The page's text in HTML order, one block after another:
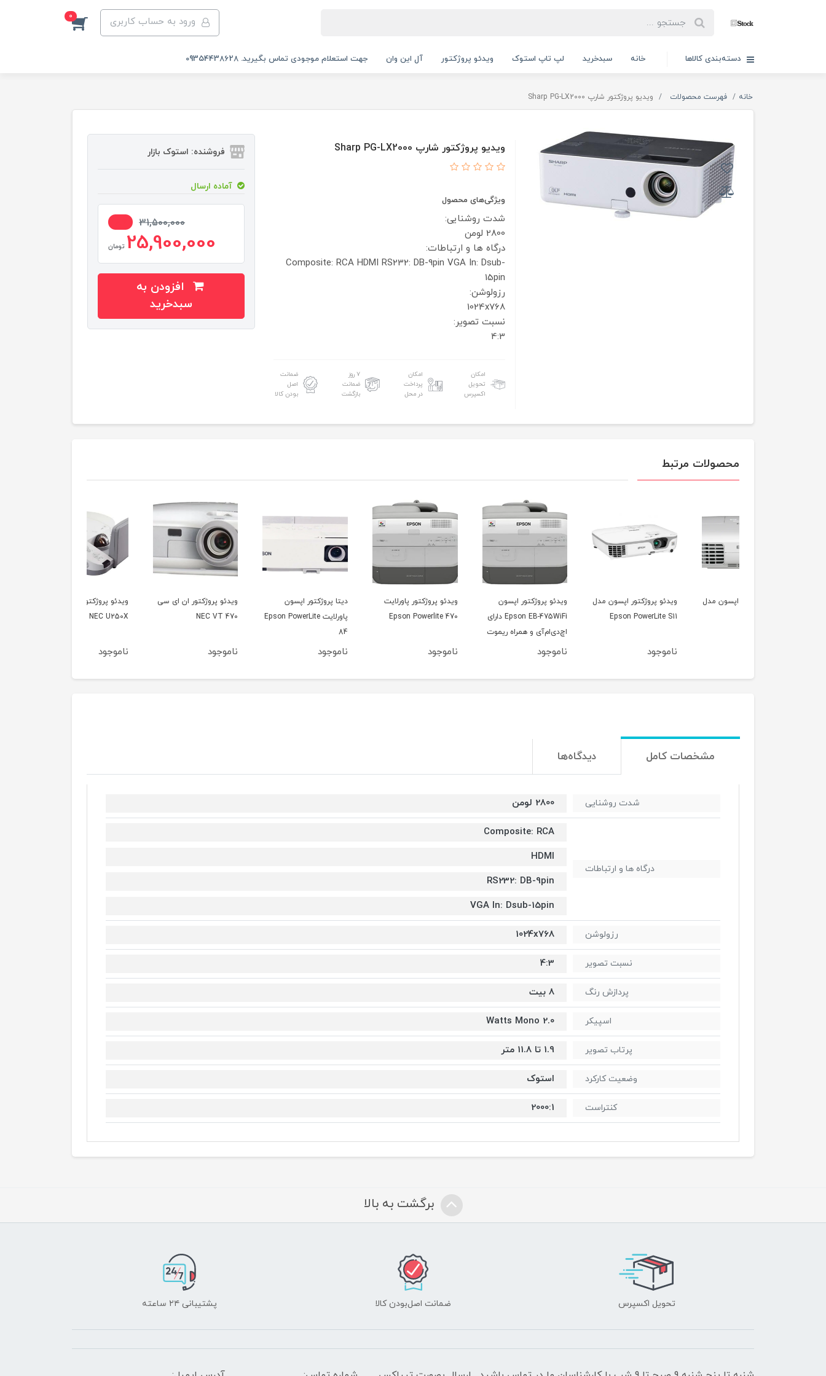
ورود به حساب کاربری 0
دسته‌بندی کالاها خانه سبدخرید لپ تاپ استوک ویدئو پروژکتور آل این وان جهت استعلام موجودی تماس بگیرید. 09354438628
خانه فهرست محصولات ویدیو پروژکتور شارپ Sharp PG-LX2000
ویدیو پروژکتور شارپ Sharp PG-LX2000
ویژگی‌های محصول
شدت روشنایی:
2800 لومن
درگاه ها و ارتباطات:
Composite: RCA HDMI RS232: DB-9pin VGA In: Dsub-
15pin
رزولوشن:
1024x768
نسبت تصویر:
4:3
امکان
تحویل
اکسپرس
امکان
پرداخت
در محل
۷ روز
ضمانت
بازگشت
ضمانت
اصل
بودن کالا
فروشنده: استوک بازار
آماده ارسال
31,500,000
25,900,000 تومان
افزودن به
سبدخرید
محصولات مرتبط
ویدئو پروژکتور اپسون مدل
Epson PowerLite S11
ویدئو پروژکتور اپسون
Epson EB-475WiFi دارای
اچ‌دی‌ام‌آی و همراه ریموت
ویدئو پروژکتور پاورلایت
470 Epson Powerlite
دیتا پروژکتور اپسون
پاورلایت Epson PowerLite
ویدئو پروژکتور ان ای سی
NEC VT 470
ویدئو پروژکتور ان ای سی
مشخصات کامل دیدگاه‌ها
شدت روشنایی 2800 لومن
درگاه ها و ارتباطات
Composite: RCA
HDMI
RS232: DB-9pin
VGA In: Dsub-15pin
رزولوشن 1024x768
نسبت تصویر 4:3
پردازش رنگ 8 بیت
اسپیکر 2.0 Watts Mono
پرتاب تصویر 1.9 تا 11.8 متر
وضعیت کارکرد استوک
کنتراست 2000:1
برگشت به بالا
تحویل اکسپرس ضمانت اصل‌بودن کالا پشتیبانی ۲۴ ساعته